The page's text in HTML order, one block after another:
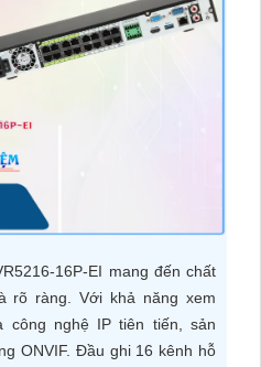
16P-EI mang đến chất
rõ ràng. Với khả năng xem
công nghệ IP tiên tiến, sản
ONVIF. Đầu ghi 16 kênh hỗ